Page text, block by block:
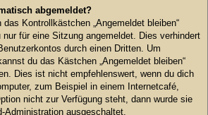
abgemeldet?
Kontrollkästchen „Angemeldet bleiben“
für eine Sitzung angemeldet. Dies verhindert
durch einen Dritten. Um
du das Kästchen „Angemeldet bleiben“
Dies ist nicht empfehlenswert, wenn du dich
zum Beispiel in einem Internetcafé,
nicht zur Verfügung steht, dann wurde sie
Administration ausgeschaltet.